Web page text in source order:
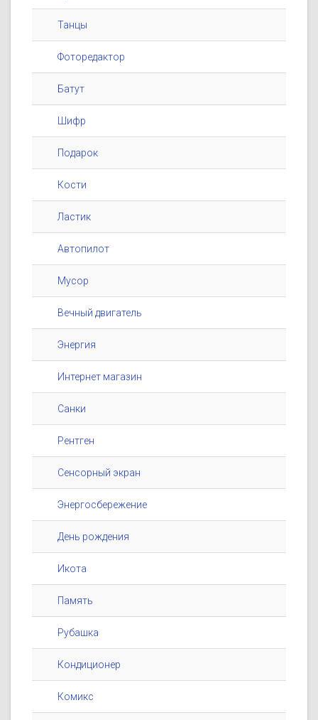
Танцы
Фоторедактор
Батут
Шифр
Подарок
Кости
Ластик
Автопилот
Мусор
Вечный двигатель
Энергия
Интернет магазин
Санки
Рентген
Сенсорный экран
Энергосбережение
День рождения
Икота
Память
Рубашка
Кондиционер
Комикс